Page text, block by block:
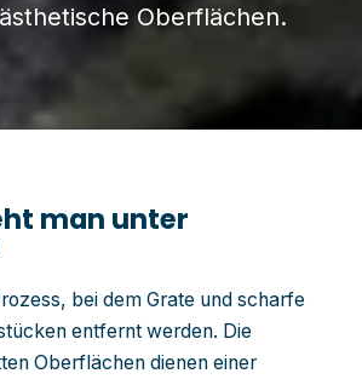
Oberflächen.
man unter
bei dem Grate und scharfe
entfernt werden. Die
Oberflächen dienen einer